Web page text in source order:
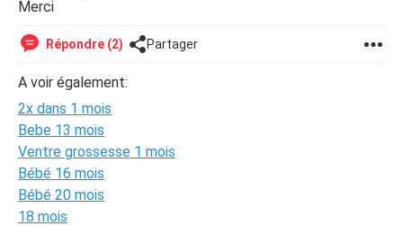
Merci
Répondre (2) Partager
A voir également:
2x dans 1 mois
Bebe 13 mois
Ventre grossesse 1 mois
Bébé 16 mois
Bébé 20 mois
18 mois